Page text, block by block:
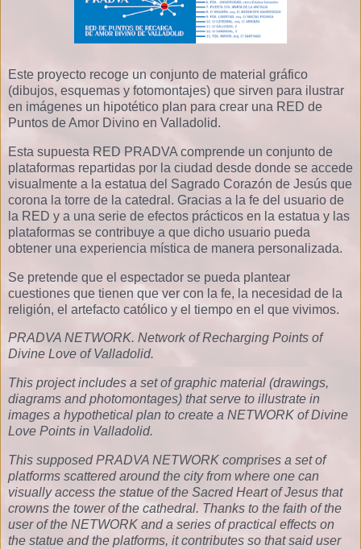
Este proyecto recoge un conjunto de material gráfico
(dibujos, esquemas y fotomontajes) que sirven para ilustrar
en imágenes un hipotético plan para crear una RED de
Puntos de Amor Divino en Valladolid.
Esta supuesta RED PRADVA comprende un conjunto de
plataformas repartidas por la ciudad desde donde se accede
visualmente a la estatua del Sagrado Corazón de Jesús que
corona la torre de la catedral. Gracias a la fe del usuario de
la RED y a una serie de efectos prácticos en la estatua y las
plataformas se contribuye a que dicho usuario pueda
obtener una experiencia mística de manera personalizada.
Se pretende que el espectador se pueda plantear
cuestiones que tienen que ver con la fe, la necesidad de la
religión, el artefacto católico y el tiempo en el que vivimos.
PRADVA NETWORK. Network of Recharging Points of
Divine Love of Valladolid.
This project includes a set of graphic material (drawings,
diagrams and photomontages) that serve to illustrate in
images a hypothetical plan to create a NETWORK of Divine
Love Points in Valladolid.
This supposed PRADVA NETWORK comprises a set of
platforms scattered around the city from where one can
visually access the statue of the Sacred Heart of Jesus that
crowns the tower of the cathedral. Thanks to the faith of the
user of the NETWORK and a series of practical effects on
the statue and the platforms, it contributes so that said user